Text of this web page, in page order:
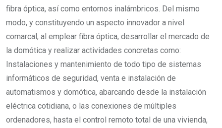
fibra óptica, así como entornos inalámbricos. Del mismo
modo, y constituyendo un aspecto innovador a nivel
comarcal, al emplear fibra óptica, desarrollar el mercado de
la domótica y realizar actividades concretas como:
Instalaciones y mantenimiento de todo tipo de sistemas
informáticos de seguridad, venta e instalación de
automatismos y domótica, abarcando desde la instalación
eléctrica cotidiana, o las conexiones de múltiples
ordenadores, hasta el control remoto total de una vivienda,